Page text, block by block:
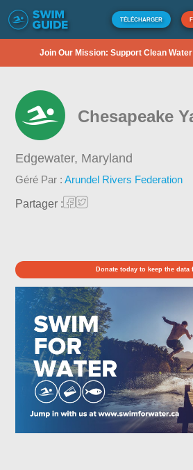
TÉLÉCHARGER
Join Our Mission: Support Clean
Chesapeake
Edgewater, Maryland
Géré Par :Arundel Rivers Federation
Partager :
Donate today to keep the data